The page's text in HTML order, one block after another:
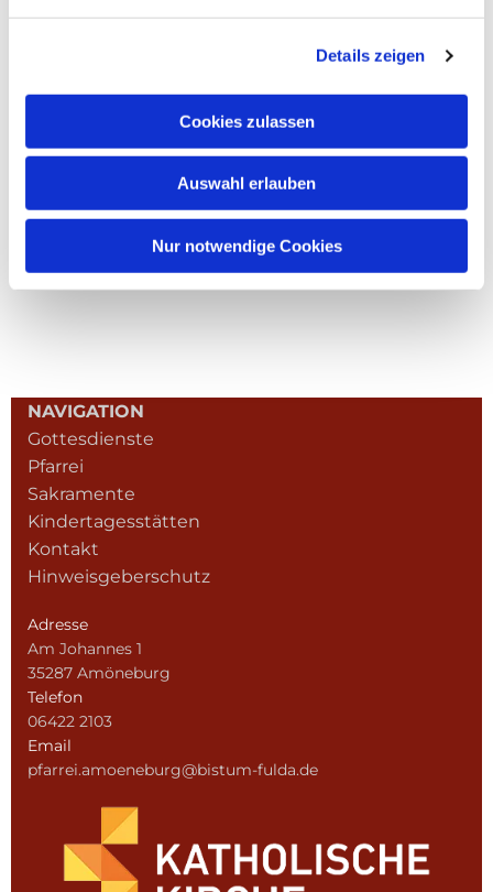
Details zeigen
Cookies zulassen
Auswahl erlauben
Nur notwendige Cookies
NAVIGATION
Gottesdienste
Pfarrei
Sakramente
Kindertagesstätten
Kontakt
Hinweisgeberschutz
Adresse
Am Johannes 1
35287 Amöneburg
Telefon
06422 2103
Email
pfarrei.amoeneburg@bistum-fulda.de